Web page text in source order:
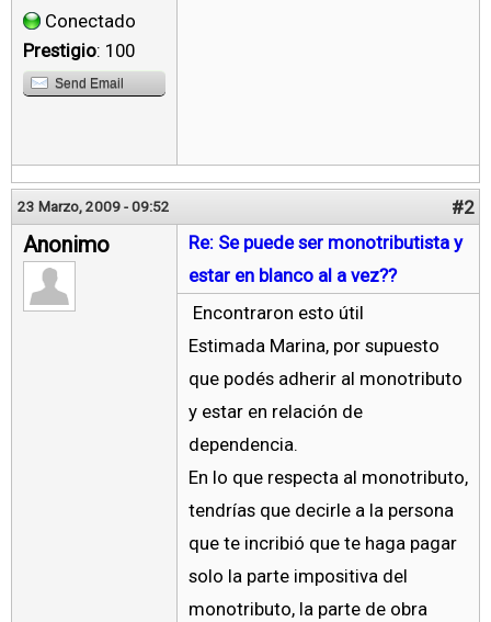
Conectado
Prestigio: 100
Send Email
23 Marzo, 2009 - 09:52 #2
Anonimo
Re: Se puede ser monotributista y
estar en blanco al a vez??
Encontraron esto útil
Estimada Marina, por supuesto
que podés adherir al monotributo
y estar en relación de
dependencia.
En lo que respecta al monotributo,
tendrías que decirle a la persona
que te incribió que te haga pagar
solo la parte impositiva del
monotributo, la parte de obra